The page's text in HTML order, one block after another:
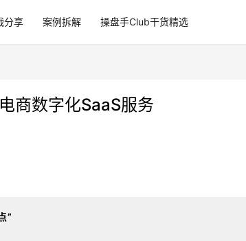
分享 案例拆解 操盘手Club干货精选
商数字化SaaS服务
”